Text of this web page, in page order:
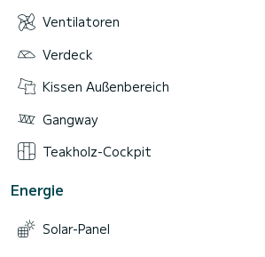
Ventilatoren
Verdeck
Kissen Außenbereich
Gangway
Teakholz-Cockpit
Energie
Solar-Panel